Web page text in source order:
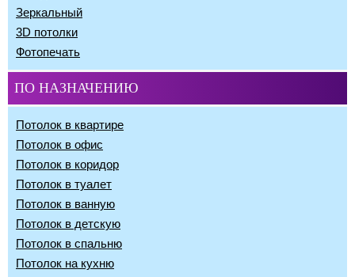
Зеркальный
3D потолки
Фотопечать
ПО НАЗНАЧЕНИЮ
Потолок в квартире
Потолок в офис
Потолок в коридор
Потолок в туалет
Потолок в ванную
Потолок в детскую
Потолок в спальню
Потолок на кухню